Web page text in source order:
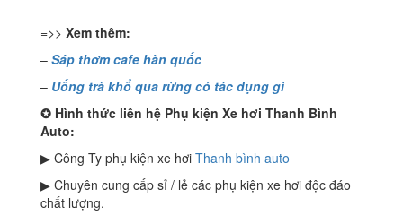
=>> Xem thêm:
– Sáp thơm cafe hàn quốc
– Uống trà khổ qua rừng có tác dụng gì
✪ Hình thức liên hệ Phụ kiện Xe hơi Thanh Bình
Auto:
▶ Công Ty phụ kiện xe hơi Thanh bình auto
▶ Chuyên cung cấp sỉ / lẻ các phụ kiện xe hơi độc đáo
chất lượng.